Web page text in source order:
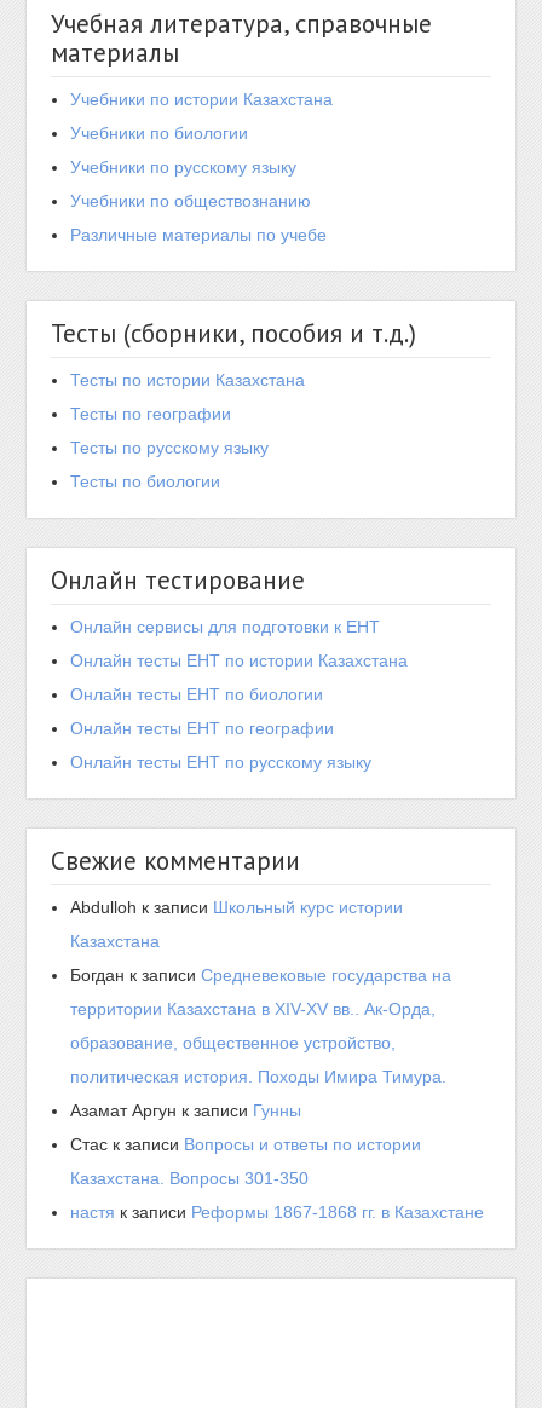
Учебная литература, справочные
материалы
Учебники по истории Казахстана
Учебники по биологии
Учебники по русскому языку
Учебники по обществознанию
Различные материалы по учебе
Тесты (сборники, пособия и т.д.)
Тесты по истории Казахстана
Тесты по географии
Тесты по русскому языку
Тесты по биологии
Онлайн тестирование
Онлайн сервисы для подготовки к ЕНТ
Онлайн тесты ЕНТ по истории Казахстана
Онлайн тесты ЕНТ по биологии
Онлайн тесты ЕНТ по географии
Онлайн тесты ЕНТ по русскому языку
Свежие комментарии
Abdulloh к записи Школьный курс истории
Казахстана
Богдан к записиСредневековые государства на
территории Казахстана в XIV-XV вв.. Ак-Орда,
образование, общественное устройство,
политическая история. Походы Имира Тимура.
Азамат Аргун к записи Гунны
Стас к записи Вопросы и ответы по истории
Казахстана. Вопросы 301-350
настя к записи Реформы 1867-1868 гг. в Казахстане